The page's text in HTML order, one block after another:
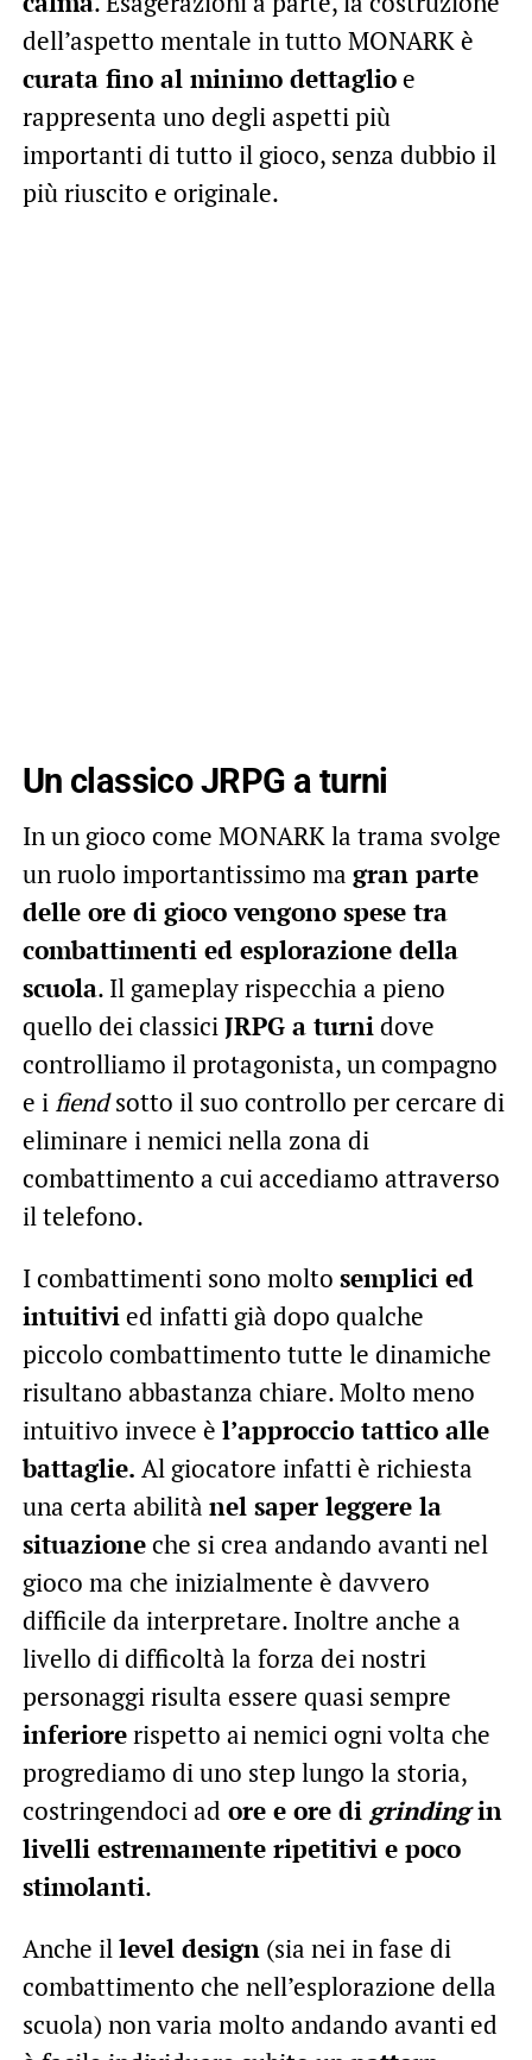
dell’aspetto mentale in tutto MONARK è
curata fino al minimo dettaglioe
rappresenta uno degli aspetti più
importanti di tutto il gioco, senza dubbio il
più riuscito e originale.
Un classico JRPG a turni
In un gioco come MONARK la trama svolge
un ruolo importantissimo ma gran parte
delle ore di gioco vengono spese tra
combattimenti ed esplorazione della
scuola. Il gameplay rispecchia a pieno
quello dei classici JRPG a turni dove
controlliamo il protagonista, un compagno
e i fiendsotto il suo controllo per cercare di
eliminare i nemici nella zona di
combattimento a cui accediamo attraverso
il telefono.
I combattimenti sono molto semplici ed
intuitivi ed infatti già dopo qualche
piccolo combattimento tutte le dinamiche
risultano abbastanza chiare. Molto meno
intuitivo invece è l’approccio tattico alle
battaglie. Al giocatore infatti è richiesta
una certa abilità nel saper leggere la
situazioneche si crea andando avanti nel
gioco ma che inizialmente è davvero
difficile da interpretare. Inoltre anche a
livello di difficoltà la forza dei nostri
personaggi risulta essere quasi sempre
inferiorerispetto ai nemici ogni volta che
progrediamo di uno step lungo la storia,
costringendoci ad ore e ore di grindingin
livelli estremamente ripetitivi e poco
stimolanti.
Anche il level design (sia nei in fase di
combattimento che nell’esplorazione della
scuola) non varia molto andando avanti ed